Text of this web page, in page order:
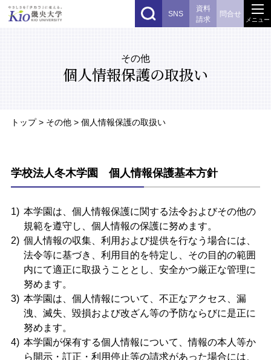
メニュー
SNS
資料
請求
問合せ
その他
個人情報保護の取扱い
トップ> その他 > 個人情報保護の取扱い
学校法人冬木学園 個人情報保護基本方針
本学園は、個人情報保護に関する法令およびその他の
規範を遵守し、個人情報の保護に努めます。
個人情報の収集、利用および提供を行なう場合には、
法令等に基づき、利用目的を特定し、その目的の範囲
内にて適正に取扱うこととし、安全かつ厳正な管理に
努めます。
本学園は、個人情報について、不正なアクセス、漏
洩、滅失、毀損および改ざん等の予防ならびに是正に
努めます。
本学園が保有する個人情報について、情報の本人等か
ら開示・訂正・利用停止等の請求があった場合には、